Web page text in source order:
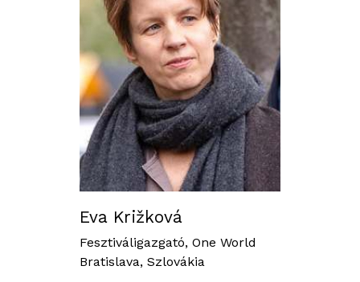
Eva Križková
Fesztiváligazgató, One World
Bratislava, Szlovákia